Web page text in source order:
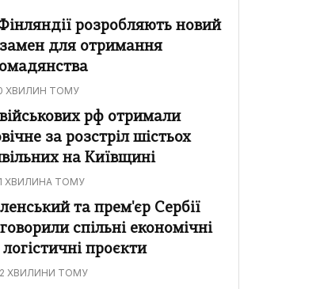
розробляють новий
для отримання
ХВИЛИН ТОМУ
військових рф отримали
за розстріл шістьох
на Київщині
ХВИЛИНА ТОМУ
та прем'єр Сербії
спільні економічні
логістичні проєкти
ХВИЛИНИ ТОМУ